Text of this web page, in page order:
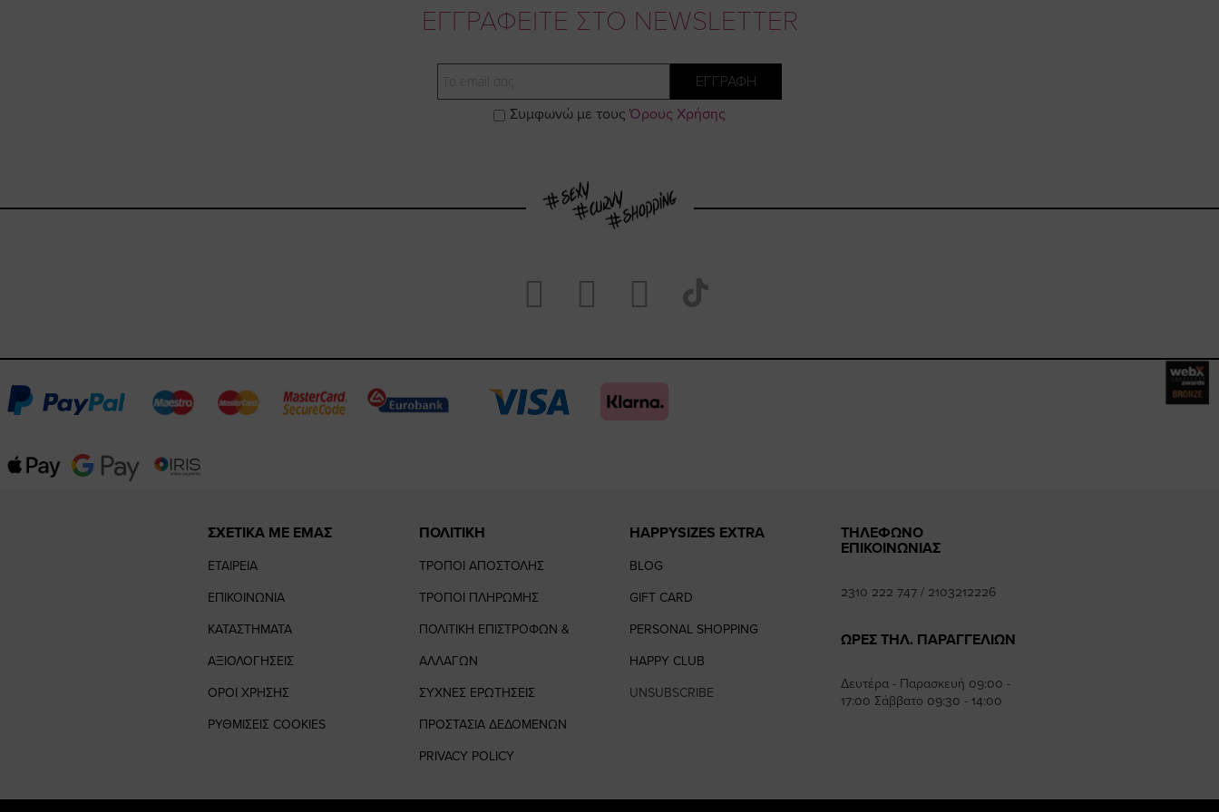
ΕΓΓΡΑΦΕΙΤΕ ΣΤΟ NEWSLETTER
ΕΓΓΡΑΦΗ
Συμφωνώ με τους Όρους Χρήσης
Visit
page
Visit
page
Visit
feature=mhee
ΣΧΕΤΙΚΑ ΜΕ ΕΜΑΣ
ΕΤΑΙΡΕΙΑ
ΕΠΙΚΟΙΝΩΝΙΑ
ΚΑΤΑΣΤΗΜΑΤΑ
ΑΞΙΟΛΟΓΗΣΕΙΣ
ΟΡΟΙ ΧΡΗΣΗΣ
ΡΥΘΜΙΣΕΙΣ COOKIES
ΠΟΛΙΤΙΚΗ
ΤΡΟΠΟΙ ΑΠΟΣΤΟΛΗΣ
ΤΡΟΠΟΙ ΠΛΗΡΩΜΗΣ
ΠΟΛΙΤΙΚΗ ΕΠΙΣΤΡΟΦΩΝ &
ΑΛΛΑΓΩΝ
ΣΥΧΝΕΣ ΕΡΩΤΗΣΕΙΣ
ΠΡΟΣΤΑΣΙΑ ΔΕΔΟΜΕΝΩΝ
PRIVACY POLICY
HAPPYSIZES EXTRA
BLOG
GIFT CARD
PERSONAL SHOPPING
HAPPY CLUB
UNSUBSCRIBE
ΤΗΛΕΦΩΝΟ
ΕΠΙΚΟΙΝΩΝΙΑΣ
2310 222 747 / 2103212226
ΩΡΕΣ ΤΗΛ. ΠΑΡΑΓΓΕΛΙΩΝ
Δευτέρα - Παρασκευή 09:00 -
17:00 Σάββατο 09:30 - 14:00